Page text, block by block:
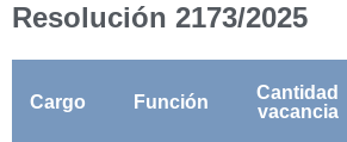
Resolución 2173/2025
Cargo Función
Cantidad
vacancia